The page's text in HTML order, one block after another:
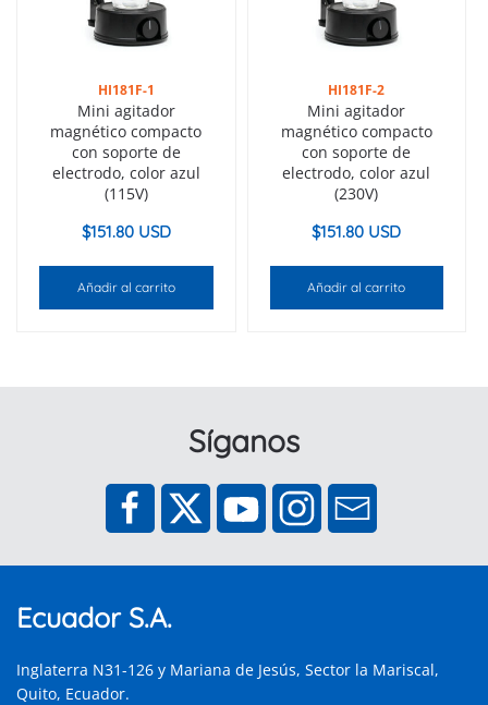
HI181F-1
Mini agitador
magnético compacto
con soporte de
electrodo, color azul
(115V)
$151.80 USD
Añadir al carrito
HI181F-2
Mini agitador
magnético compacto
con soporte de
electrodo, color azul
(230V)
$151.80 USD
Añadir al carrito
Síganos
Ecuador S.A.
Inglaterra N31-126 y Mariana de Jesús, Sector la Mariscal,
Quito, Ecuador.